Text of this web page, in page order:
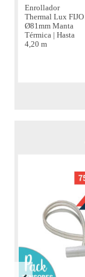
Enrollador
Thermal Lux FIJO
Ø81mm Manta
Térmica | Hasta
4,20 m